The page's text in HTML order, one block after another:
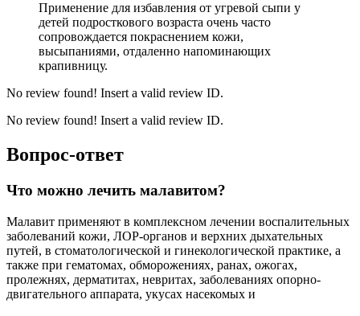
Применение для избавления от угревой сыпи у
детей подросткового возраста очень часто
сопровождается покраснением кожи,
высыпаниями, отдаленно напоминающих
крапивницу.
No review found! Insert a valid review ID.
No review found! Insert a valid review ID.
Вопрос-ответ
Что можно лечить малавитом?
Малавит применяют в комплексном лечении воспалительных
заболеваний кожи, ЛОР-органов и верхних дыхательных
путей, в стоматологической и гинекологической практике, а
также при гематомах, обморожениях, ранах, ожогах,
пролежнях, дерматитах, невритах, заболеваниях опорно-
двигательного аппарата, укусах насекомых и